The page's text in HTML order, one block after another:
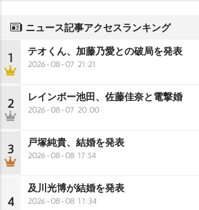
ニュース記事アクセスランキング
1 テオくん、加藤乃愛との破局を発表
2026-08-07 21:21
2 レインボー池田、佐藤佳奈と電撃婚
2026-08-07 20:00
3 戸塚純貴、結婚を発表
2026-08-08 17:54
4
及川光博が結婚を発表
2026-08-08 11:34